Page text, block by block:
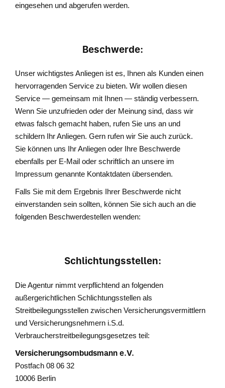
eingesehen und abgerufen werden.
Beschwerde:
Unser wichtigstes Anliegen ist es, Ihnen als Kunden einen
hervorragenden Service zu bieten. Wir wollen diesen
Service — gemeinsam mit Ihnen — ständig verbessern.
Wenn Sie unzufrieden oder der Meinung sind, dass wir
etwas falsch gemacht haben, rufen Sie uns an und
schildern Ihr Anliegen. Gern rufen wir Sie auch zurück.
Sie können uns Ihr Anliegen oder Ihre Beschwerde
ebenfalls per E-Mail oder schriftlich an unsere im
Impressum genannte Kontaktdaten übersenden.
Falls Sie mit dem Ergebnis Ihrer Beschwerde nicht
einverstanden sein sollten, können Sie sich auch an die
folgenden Beschwerdestellen wenden:
Schlichtungsstellen:
Die Agentur nimmt verpflichtend an folgenden
außergerichtlichen Schlichtungsstellen als
Streitbeilegungsstellen zwischen Versicherungsvermittlern
und Versicherungsnehmern i.S.d.
Verbraucherstreitbeilegungsgesetzes teil:
Versicherungsombudsmann e.V.
Postfach 08 06 32
10006 Berlin